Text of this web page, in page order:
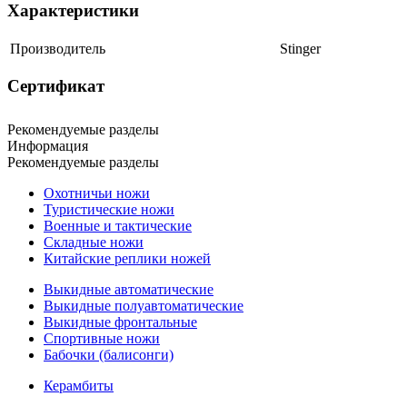
Характеристики
Производитель Stinger
Сертификат
Рекомендуемые разделы
Информация
Рекомендуемые разделы
Охотничьи ножи
Туристические ножи
Военные и тактические
Складные ножи
Китайские реплики ножей
Выкидные автоматические
Выкидные полуавтоматические
Выкидные фронтальные
Спортивные ножи
Бабочки (балисонги)
Керамбиты